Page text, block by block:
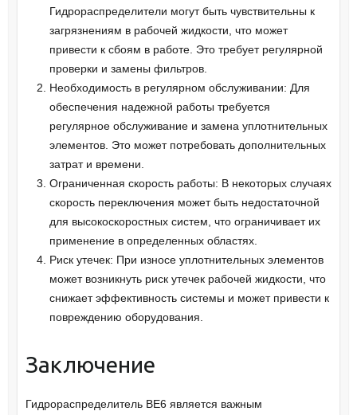
Гидрораспределители могут быть чувствительны к
загрязнениям в рабочей жидкости, что может
привести к сбоям в работе. Это требует регулярной
проверки и замены фильтров.
Необходимость в регулярном обслуживании: Для
обеспечения надежной работы требуется
регулярное обслуживание и замена уплотнительных
элементов. Это может потребовать дополнительных
затрат и времени.
Ограниченная скорость работы: В некоторых случаях
скорость переключения может быть недостаточной
для высокоскоростных систем, что ограничивает их
применение в определенных областях.
Риск утечек: При износе уплотнительных элементов
может возникнуть риск утечек рабочей жидкости, что
снижает эффективность системы и может привести к
повреждению оборудования.
Заключение
Гидрораспределитель ВЕ6 является важным